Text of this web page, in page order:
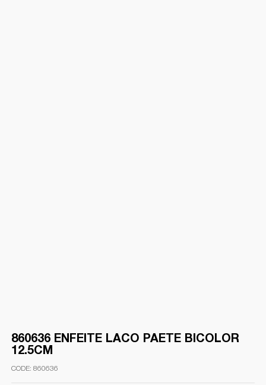
860636 ENFEITE LACO PAETE BICOLOR
12.5CM
860636